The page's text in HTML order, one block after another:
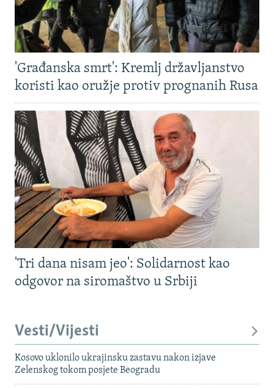
'Građanska smrt': Kremlj državljanstvo
koristi kao oružje protiv prognanih Rusa
'Tri dana nisam jeo': Solidarnost kao
odgovor na siromaštvo u Srbiji
Vesti/Vijesti
Kosovo uklonilo ukrajinsku zastavu nakon izjave
Zelenskog tokom posjete Beogradu